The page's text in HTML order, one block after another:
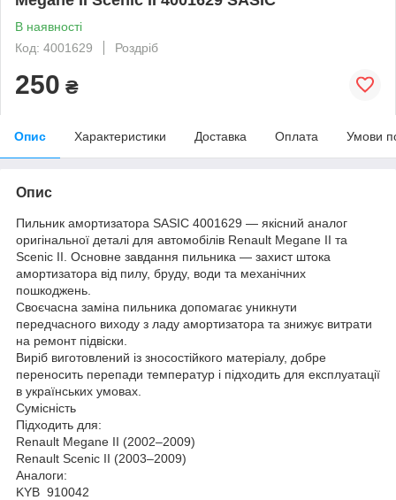
В наявності
Код: 4001629
Роздріб
250 ₴
Опис Характеристики Доставка Оплата Умови
Опис
Пильник амортизатора SASIC 4001629 — якісний аналог
оригінальної деталі для автомобілів Renault Megane II та
Scenic II. Основне завдання пильника — захист штока
амортизатора від пилу, бруду, води та механічних
пошкоджень.
Своєчасна заміна пильника допомагає уникнути
передчасного виходу з ладу амортизатора та знижує витрати
на ремонт підвіски.
Виріб виготовлений із зносостійкого матеріалу, добре
переносить перепади температур і підходить для експлуатації
в українських умовах.
Сумісність
Підходить для:
Renault Megane II (2002–2009)
Renault Scenic II (2003–2009)
Аналоги:
KYB 910042